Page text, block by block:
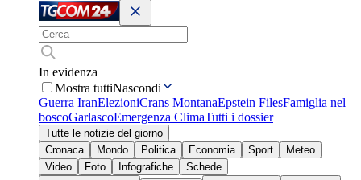
In evidenza
Mostra tuttiNascondi
Guerra IranElezioniCrans MontanaEpstein FilesFamiglia nel
boscoGarlascoEmergenza ClimaTutti i dossier
Tutte le notizie del giorno
Cronaca
Mondo Politica Economia Sport
Meteo
Video
Foto Infografiche
Schede